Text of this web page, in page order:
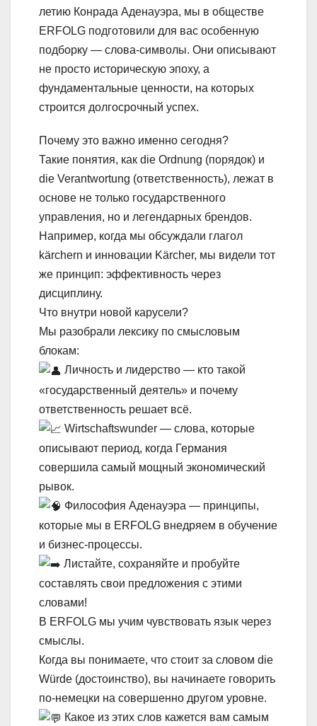
летию Конрада Аденауэра, мы в обществе
ERFOLG подготовили для вас особенную
подборку — слова-символы. Они описывают
не просто историческую эпоху, а
фундаментальные ценности, на которых
строится долгосрочный успех.
Почему это важно именно сегодня?
Такие понятия, как die Ordnung (порядок) и
die Verantwortung (ответственность), лежат в
основе не только государственного
управления, но и легендарных брендов.
Например, когда мы обсуждали глагол
kärchern и инновации Kärcher, мы видели тот
же принцип: эффективность через
дисциплину.
Что внутри новой карусели?
Мы разобрали лексику по смысловым
блокам:
Личность и лидерство — кто такой
«государственный деятель» и почему
ответственность решает всё.
Wirtschaftswunder — слова, которые
описывают период, когда Германия
совершила самый мощный экономический
рывок.
Философия Аденауэра — принципы,
которые мы в ERFOLG внедряем в обучение
и бизнес-процессы.
Листайте, сохраняйте и пробуйте
составлять свои предложения с этими
словами!
В ERFOLG мы учим чувствовать язык через
смыслы.
Когда вы понимаете, что стоит за словом die
Würde (достоинство), вы начинаете говорить
по-немецки на совершенно другом уровне.
Какое из этих слов кажется вам самым